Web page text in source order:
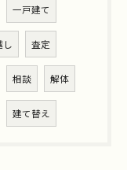
一戸建て
し 査定
相談 解体
建て替え